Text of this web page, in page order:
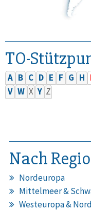
TO-
A B C D E F G H
V W X Y Z
Nach
Nordeuropa
Mittelmeer &
Westeuropa &